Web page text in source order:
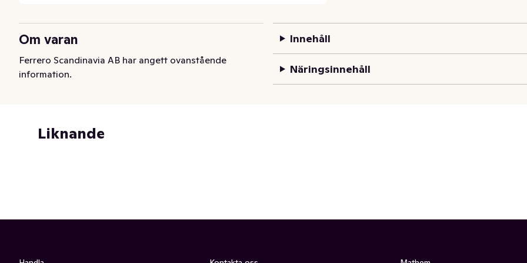
Om varan
Ferrero Scandinavia AB har angett ovanstående
information.
Innehåll
Näringsinnehåll
Liknande